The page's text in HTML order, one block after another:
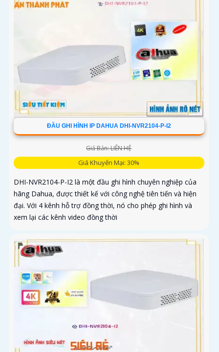
ĐẦU GHI HÌNH IP DAHUA DHI-NVR2104-P-I2
Giá Bán: LIÊN HỆ
Giá Khuyến Mại: 30%
DHI-NVR2104-P-I2 là một đầu ghi hình chuyên nghiệp của
hãng Dahua, được thiết kế với công nghệ tiên tiến và hiện
đại. Với 4 kênh hỗ trợ đồng thời, nó cho phép ghi hình và
xem lại các kênh video đồng thời